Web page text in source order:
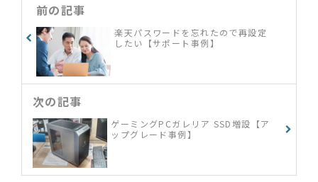
前の記事
楽天パスワードを忘れたので再設定
したい【サポート事例】
次の記事
ゲーミングPCガレリア SSD増設【ア
ップグレード事例】